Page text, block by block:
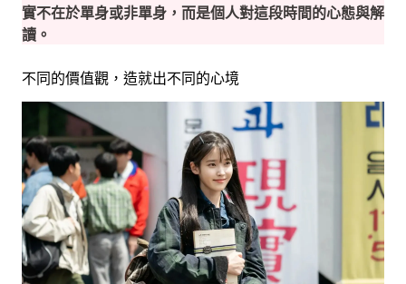
實不在於單身或非單身，而是個人對這段時間的心態與解
讀。
不同的價值觀，造就出不同的心境